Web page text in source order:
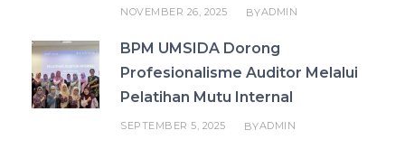
NOVEMBER 26, 2025 BYADMIN
BPM UMSIDA Dorong
Profesionalisme Auditor Melalui
Pelatihan Mutu Internal
SEPTEMBER 5, 2025 BYADMIN